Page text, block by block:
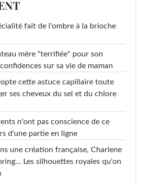
fait de l'ombre à la brioche
mère "terrifiée" pour son
sur sa vie de maman
cette astuce capillaire toute
ses cheveux du sel et du chlore
n'ont pas conscience de ce
d'une partie en ligne
une création française, Charlene
Les silhouettes royales qu'on